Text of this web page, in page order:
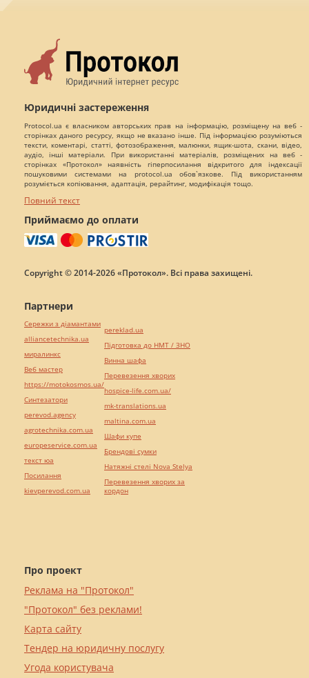
Юридичні застереження
Protocol.ua є власником авторських прав на інформацію, розміщену на веб -
сторінках даного ресурсу, якщо не вказано інше. Під інформацією розуміються
тексти, коментарі, статті, фотозображення, малюнки, ящик-шота, скани, відео,
аудіо, інші матеріали. При використанні матеріалів, розміщених на веб -
сторінках «Протокол» наявність гіперпосилання відкритого для індексації
пошуковими системами на protocol.ua обов`язкове. Під використанням
розуміється копіювання, адаптація, рерайтинг, модифікація тощо.
Повний текст
Приймаємо до оплати
Copyright © 2014-2026 «Протокол». Всі права захищені.
Про проект
Реклама на "Протокол"
"Протокол" без реклами!
Карта сайту
Тендер на юридичну послугу
Угода користувача
Партнери
Сережки з діамантами
alliancetechnika.ua
миралинкс
Веб мастер
https://motokosmos.ua/
Синтезатори
perevod.agency
agrotechnika.com.ua
europeservice.com.ua
текст юа
Посилання
kievperevod.com.ua
pereklad.ua
Підготовка до НМТ / ЗНО
Винна шафа
Перевезення хворих
hospice-life.com.ua/
mk-translations.ua
maltina.com.ua
Шафи купе
Брендові сумки
Натяжні стелі Nova Stelya
Перевезення хворих за
кордон